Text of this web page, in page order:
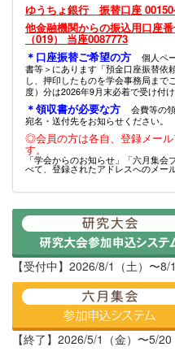
ゆうちょ銀行 振替口座
他金融機関からの振込用口座
（019） 当座0087773
＊口座振替ご希望の方
個人ペ
書等＞にあります「預金口座振替依
し、押印したものを学会事務局まで
度）分は2026年9月末必着で受け付け
＊領収書が必要な方
会費等の
宛名・送付先をお知らせください。
◎会員の方は各自、登録メー
す。
「学会からのお知らせ」「六月集
べて、登録されたアドレスへのメー
【受付中】2026/8/1（土）〜8/
【終了】2026/5/1（金）〜5/20